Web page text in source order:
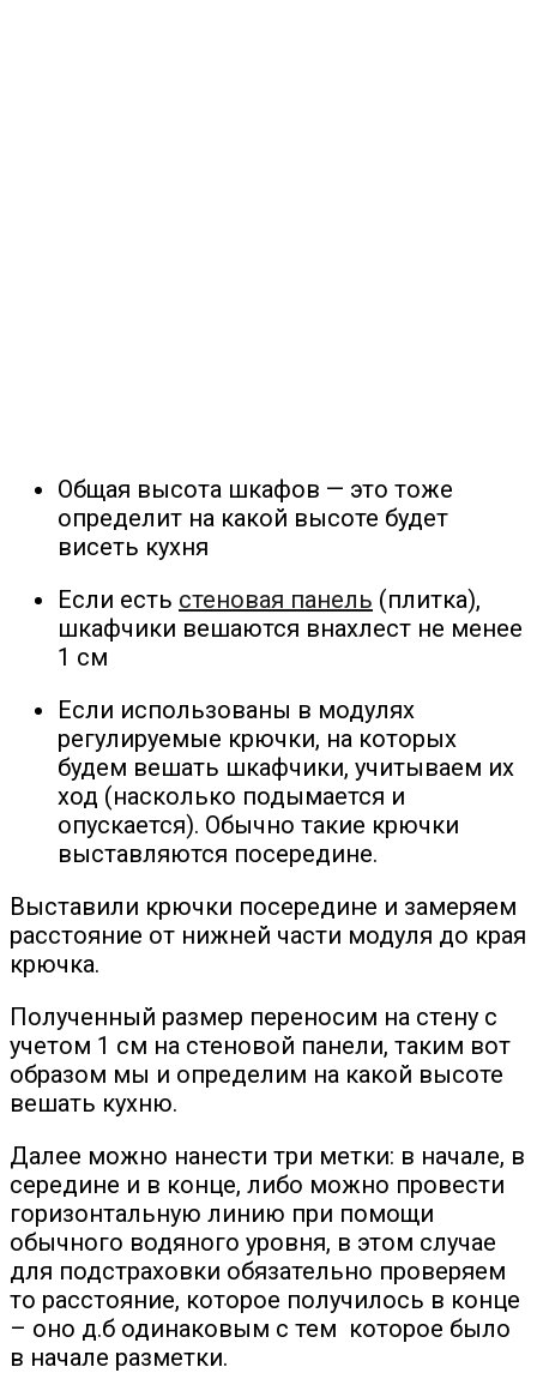
Общая высота шкафов — это тоже
определит на какой высоте будет
висеть кухня
Если есть стеновая панель (плитка),
шкафчики вешаются внахлест не менее
1 см
Если использованы в модулях
регулируемые крючки, на которых
будем вешать шкафчики, учитываем их
ход (насколько подымается и
опускается). Обычно такие крючки
выставляются посередине.
Выставили крючки посередине и замеряем
расстояние от нижней части модуля до края
крючка.
Полученный размер переносим на стену с
учетом 1 см на стеновой панели, таким вот
образом мы и определим на какой высоте
вешать кухню.
Далее можно нанести три метки: в начале, в
середине и в конце, либо можно провести
горизонтальную линию при помощи
обычного водяного уровня, в этом случае
для подстраховки обязательно проверяем
то расстояние, которое получилось в конце
– оно д.б одинаковым с тем которое было
в начале разметки.